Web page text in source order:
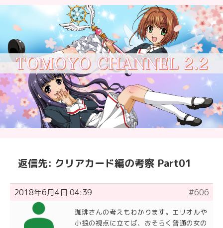
返信先: クリアカード編の考察 Part01
2018年6月4日 04:39 #606
珈琲さんの考えもわかります。エリオルや
小狼の視点に立てば、おそらく普通の女の